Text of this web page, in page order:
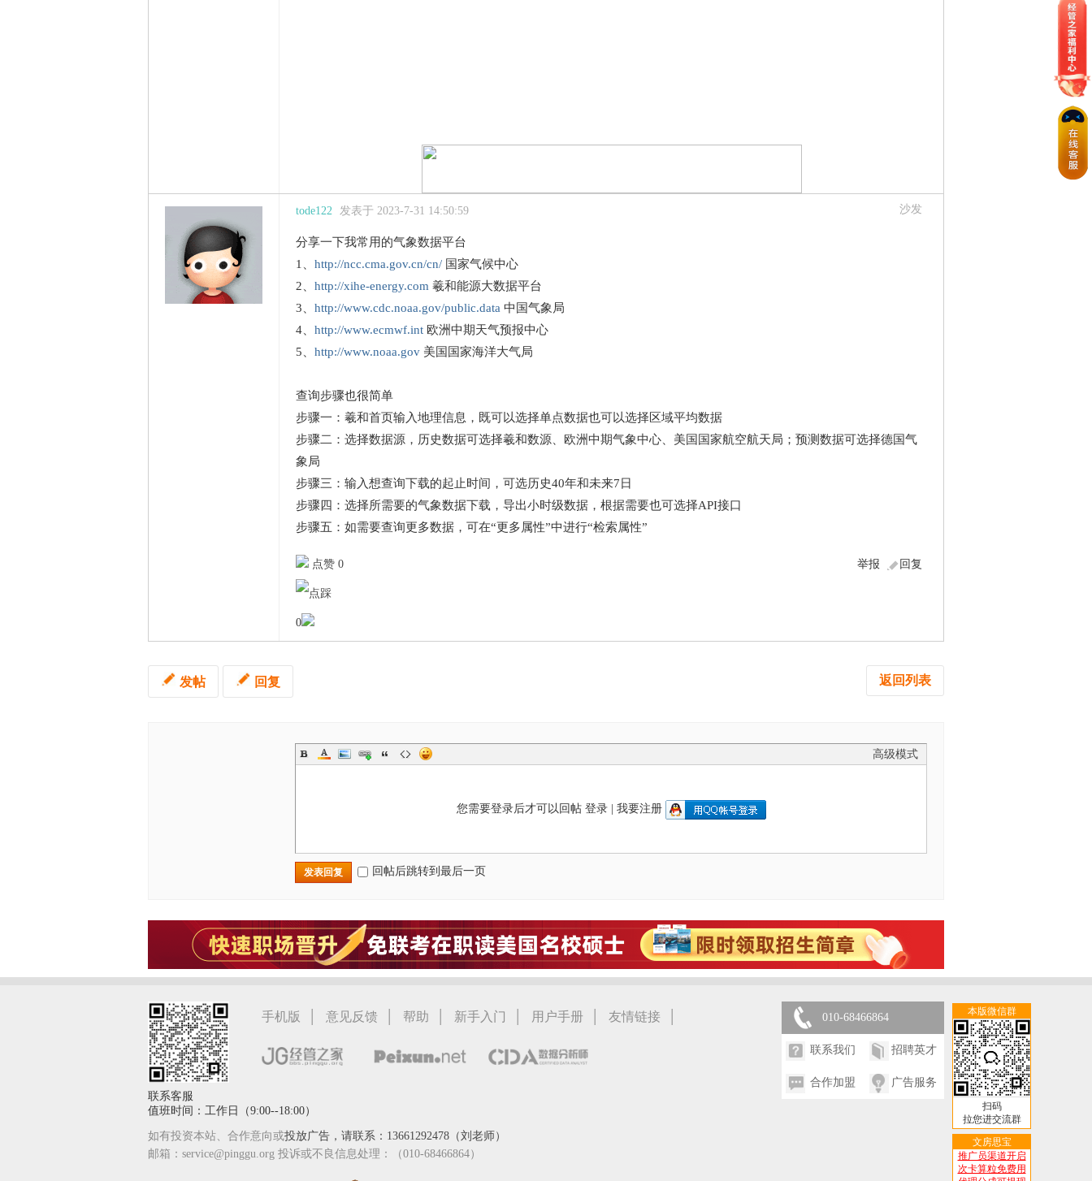
沙发
tode122 发表于 2023-7-31 14:50:59
分享一下我常用的气象数据平台
1、 http://ncc.cma.gov.cn/cn/ 国家气候中心
2、 http://xihe-energy.com 羲和能源大数据平台
3、 http://www.cdc.noaa.gov/public.data 中国气象局
4、 http://www.ecmwf.int 欧洲中期天气预报中心
5、 http://www.noaa.gov 美国国家海洋大气局
查询步骤也很简单
步骤一：羲和首页输入地理信息，既可以选择单点数据也可以选择区域平均数据
步骤二：选择数据源，历史数据可选择羲和数源、欧洲中期气象中心、美国国家航空航天局；预测数据可选择德国气
象局
步骤三：输入想查询下载的起止时间，可选历史40年和未来7日
步骤四：选择所需要的气象数据下载，导出小时级数据，根据需要也可选择API接口
步骤五：如需要查询更多数据，可在“更多属性”中进行“检索属性”
回复
举报
点赞 0
0
返回列表
发帖 回复
高级模式
您需要登录后才可以回帖 登录| 我要注册
发表回复 回帖后跳转到最后一页
本版微信群
扫码
拉您进交流群
文房思宝
推广员渠道开启
次卡算粒免费用
手机版 | 意见反馈 | 帮助 | 新手入门 | 用户手册 | 友情链接 |
联系客服
值班时间：工作日（9:00--18:00）
如有投资本站、合作意向或投放广告，请联系：13661292478（刘老师）
邮箱：service@pinggu.org 投诉或不良信息处理：（010-68466864）
010-68466864
联系我们 招聘英才
合作加盟 广告服务